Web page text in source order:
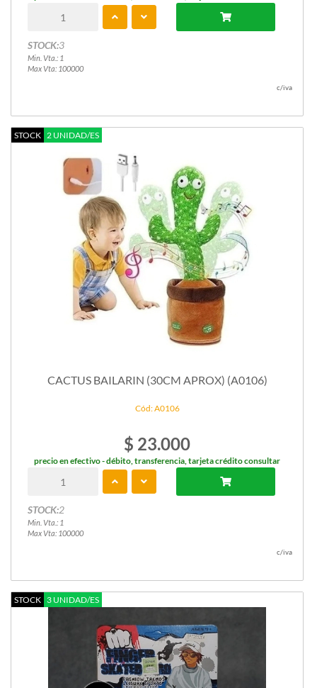
STOCK:3
Min. Vta.: 1
Max Vta: 100000
c/iva
STOCK 2 UNIDAD/ES
CACTUS BAILARIN (30CM APROX) (A0106)
Cód: A0106
$ 23.000
precio en efectivo - débito, transferencia, tarjeta crédito consultar
STOCK:2
Min. Vta.: 1
Max Vta: 100000
c/iva
STOCK 3 UNIDAD/ES